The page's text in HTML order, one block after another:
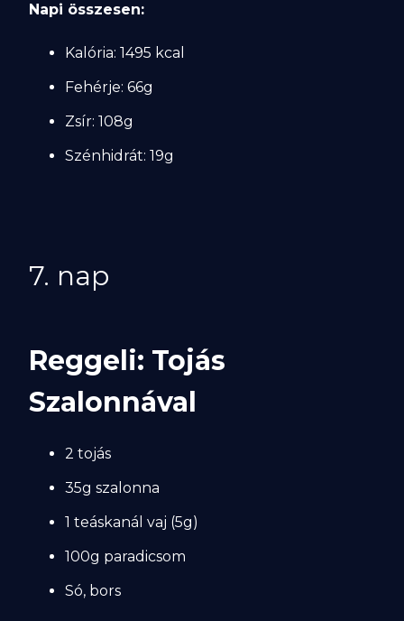
Napi összesen:
Kalória: 1495 kcal
Fehérje: 66g
Zsír: 108g
Szénhidrát: 19g
7. nap
Reggeli: Tojás
Szalonnával
2 tojás
35g szalonna
1 teáskanál vaj (5g)
100g paradicsom
Só, bors